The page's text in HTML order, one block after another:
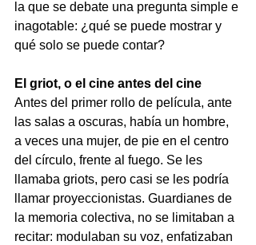
la que se debate una pregunta simple e
inagotable: ¿qué se puede mostrar y
qué solo se puede contar?
El griot, o el cine antes del cine
Antes del primer rollo de película, ante
las salas a oscuras, había un hombre,
a veces una mujer, de pie en el centro
del círculo, frente al fuego. Se les
llamaba griots, pero casi se les podría
llamar proyeccionistas. Guardianes de
la memoria colectiva, no se limitaban a
recitar: modulaban su voz, enfatizaban